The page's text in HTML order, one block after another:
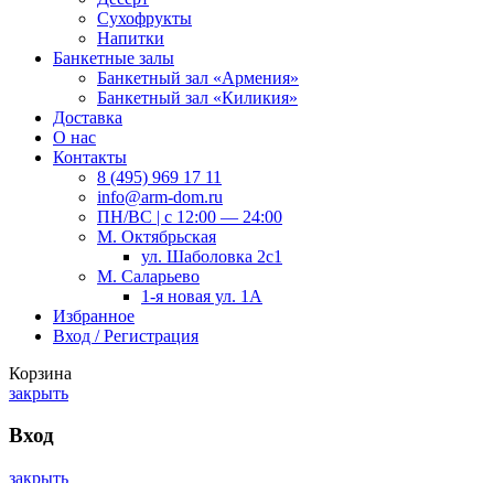
Сухофрукты
Напитки
Банкетные залы
Банкетный зал «Армения»
Банкетный зал «Киликия»
Доставка
О нас
Контакты
8 (495) 969 17 11
info@arm-dom.ru
ПН/ВС | c 12:00 — 24:00
М. Октябрьская
ул. Шаболовка 2с1
М. Саларьево
1-я новая ул. 1А
Избранное
Вход / Регистрация
Корзина
закрыть
Вход
закрыть